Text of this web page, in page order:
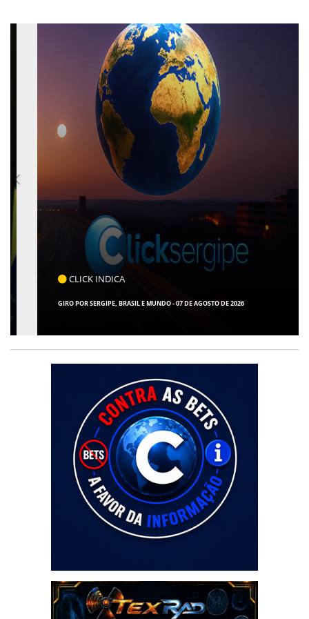
CLICK INDICA
GIRO POR SERGIPE, BRASIL E MUNDO - 07 DE AGOSTO DE 2026